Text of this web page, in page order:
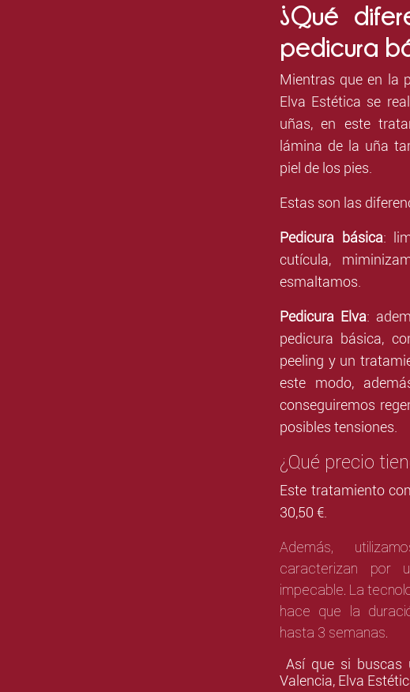
¿Qué
pedicura
Mientras que en la
Elva Estética se
uñas, en este
lámina de la uña
piel de los pies.
Estas son las
Pedicura básica:
cutícula,
esmaltamos.
Pedicura Elva:
pedicura básica,
peeling y un
este modo,
conseguiremos
posibles tensiones.
¿Qué precio
Este tratamiento
30,50 €.
Además,
caracterizan por
impecable. La
hace que la
hasta 3 semanas.
Así que si
Valencia, Elva